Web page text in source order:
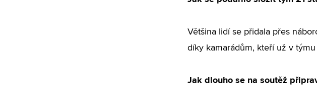
Většina lidí se přidala přes
díky kamarádům, kteří už v týmu
Jak dlouho se na soutěž